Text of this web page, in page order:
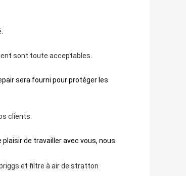
sont toute acceptables.
sera fourni pour protéger les
clients.
de travailler avec vous, nous
briggs et filtre à air de stratton